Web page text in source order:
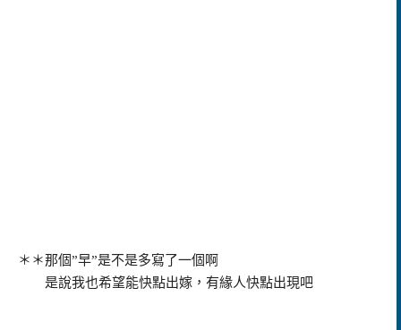
＊＊那個”早”是不是多寫了一個啊
是說我也希望能快點出嫁，有緣人快點出現吧